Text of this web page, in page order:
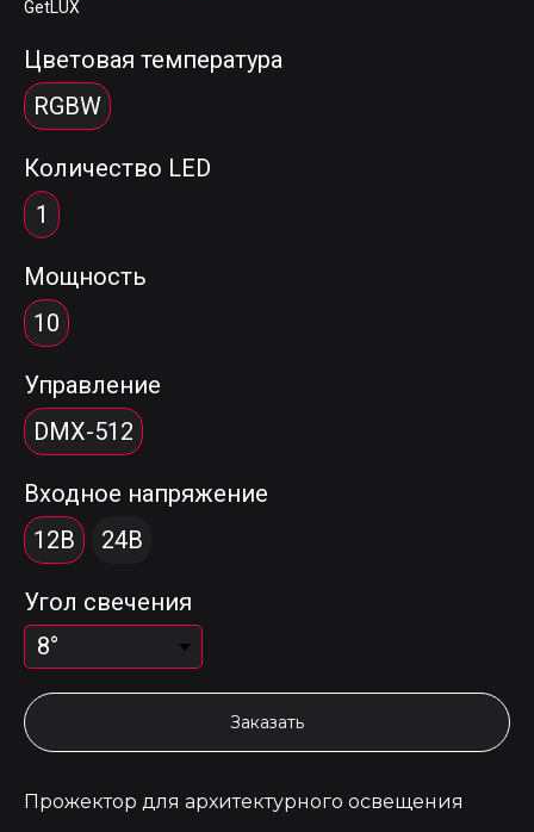
GetLUX
Цветовая температура
RGBW
Количество LED
1
Мощность
10
Управление
DMX-512
Входное напряжение
12В
24В
Угол свечения
Заказать
Прожектор для архитектурного освещения